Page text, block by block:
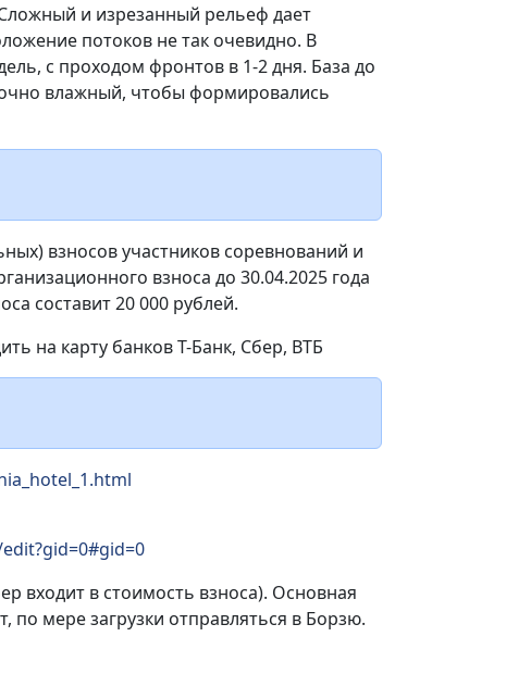
и изрезанный рельеф дает
потоков не так очевидно. В
с проходом фронтов в 1-2 дня. База до
влажный, чтобы формировались
взносов участников соревнований и
взноса до 30.04.2025 года
составит 20 000 рублей.
на карту банков Т-Банк, Сбер, ВТБ
входит в стоимость взноса). Основная
по мере загрузки отправляться в Борзю.